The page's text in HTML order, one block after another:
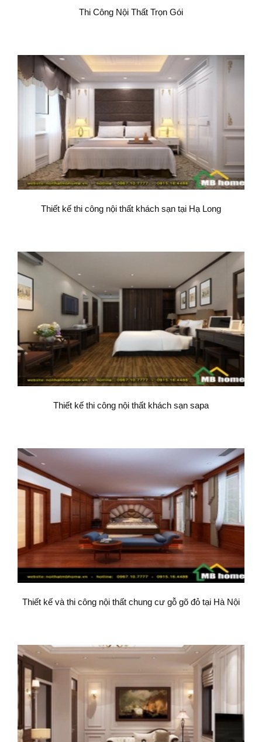
Thi Công Nội Thất Trọn Gói
Thiết kế thi công nội thất khách sạn tại Hạ Long
Thiết kế thi công nội thất khách sạn sapa
Thiết kế và thi công nội thất chung cư gỗ gõ đỏ tại Hà Nội